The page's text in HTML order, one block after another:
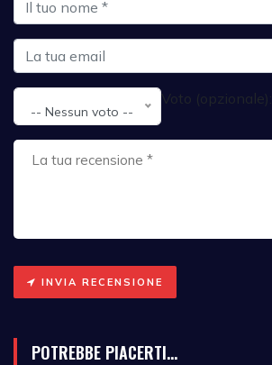
Voto (opzionale):
-- Nessun voto --
INVIA RECENSIONE
POTREBBE PIACERTI...